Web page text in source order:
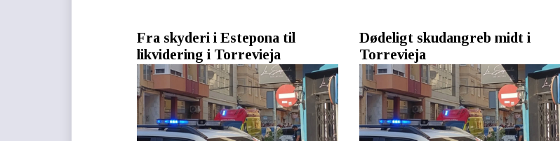
Fra skyderi i Estepona til
likvidering i Torrevieja
Dødeligt skudangreb midt i
Torrevieja